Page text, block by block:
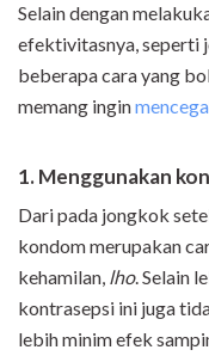
Selain dengan
efektivitasnya, seperti
beberapa cara yang
memang ingin
1. Menggunakan
Dari pada jongkok
kondom merupakan
kehamilan, lho. Selain
kontrasepsi ini juga
lebih minim efek